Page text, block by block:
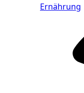
Ernährung